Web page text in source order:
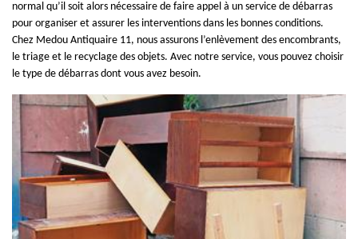
normal qu’il soit alors nécessaire de faire appel à un service de débarras
pour organiser et assurer les interventions dans les bonnes conditions.
Chez Medou Antiquaire 11, nous assurons l’enlèvement des encombrants,
le triage et le recyclage des objets. Avec notre service, vous pouvez choisir
le type de débarras dont vous avez besoin.